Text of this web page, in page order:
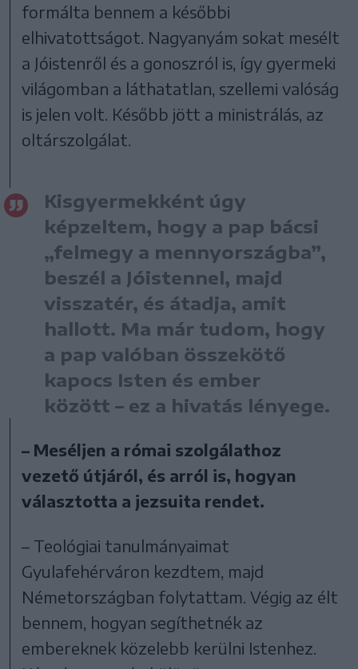
formálta bennem a későbbi
elhivatottságot. Nagyanyám sokat mesélt
a Jóistenről és a gonoszról is, így gyermeki
világomban a láthatatlan, szellemi valóság
is jelen volt. Később jött a ministrálás, az
oltárszolgálat.
Kisgyermekként úgy
képzeltem, hogy a pap bácsi
„felmegy a mennyországba”,
beszél a Jóistennel, majd
visszatér, és átadja, amit
hallott. Ma már tudom, hogy
a pap valóban összekötő
kapocs Isten és ember
között – ez a hivatás lényege.
– Meséljen a római szolgálathoz
vezető útjáról, és arról is, hogyan
választotta a jezsuita rendet.
– Teológiai tanulmányaimat
Gyulafehérváron kezdtem, majd
Németországban folytattam. Végig az élt
bennem, hogyan segíthetnék az
embereknek közelebb kerülni Istenhez.